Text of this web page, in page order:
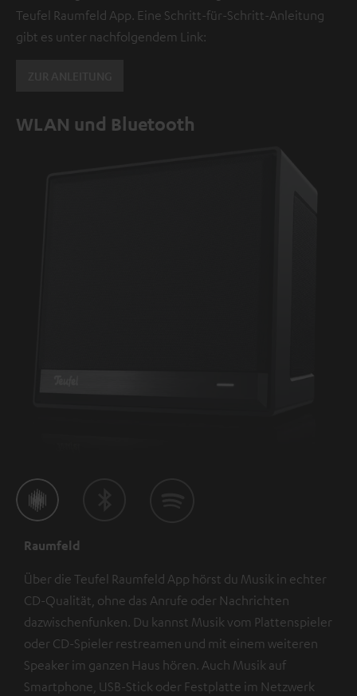
Teufel Raumfeld App. Eine Schritt-für-Schritt-Anleitung
gibt es unter nachfolgendem Link:
WLAN und Bluetooth
Raumfeld
Über die Teufel Raumfeld App hörst du Musik in echter
CD-Qualität, ohne das Anrufe oder Nachrichten
dazwischenfunken. Du kannst Musik vom Plattenspieler
oder CD-Spieler restreamen und mit einem weiteren
Speaker im ganzen Haus hören. Auch Musik auf
Smartphone, USB-Stick oder Festplatte im Netzwerk